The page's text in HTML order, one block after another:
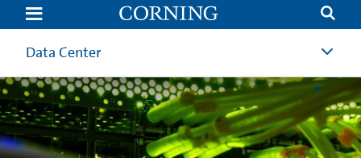
Multi-
tenant
Data
Centers
to
Managing
Data
Without
Breaking
the
Bank
Data Center